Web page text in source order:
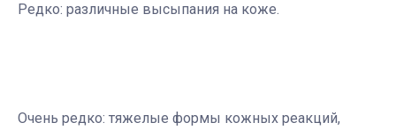
Редко: различные высыпания на коже.
Очень редко: тяжелые формы кожных реакций,